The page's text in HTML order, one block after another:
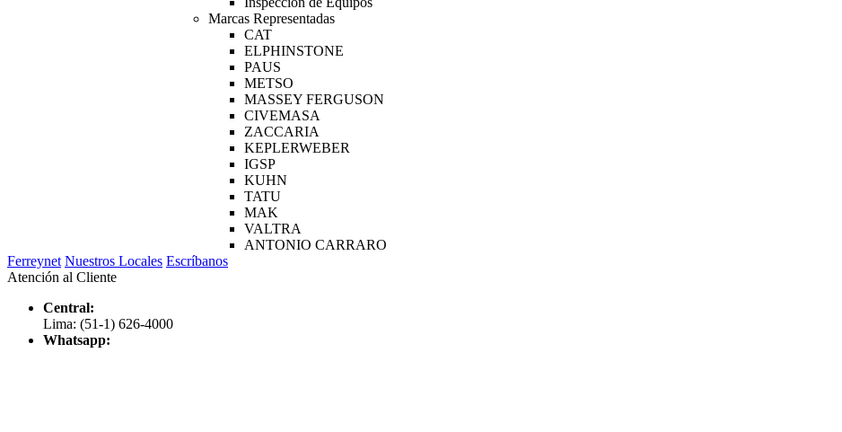
Marcas Representadas
CAT
ELPHINSTONE
PAUS
METSO
MASSEY FERGUSON
CIVEMASA
ZACCARIA
KEPLERWEBER
IGSP
KUHN
TATU
MAK
VALTRA
ANTONIO CARRARO
Ferreynet Nuestros Locales Escríbanos
Atención al Cliente
Central:
Lima: (51-1) 626-4000
Whatsapp: